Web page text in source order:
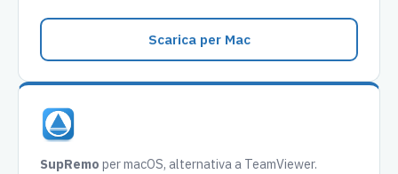
Scarica per Mac
SupRemo per macOS, alternativa a TeamViewer.